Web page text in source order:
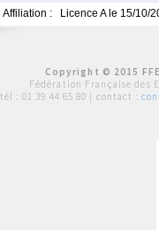
Affiliation :
Licence A le 15/10/
Copyright © 2015
Fédération Française des
tél : 01 39 44 65 80 | contact :